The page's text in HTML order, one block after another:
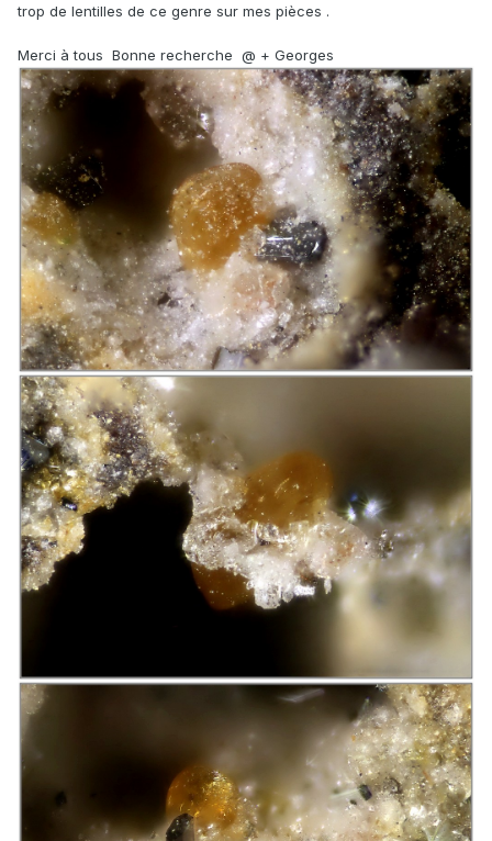
trop de lentilles de ce genre sur mes pièces .
Merci à tous Bonne recherche @ + Georges